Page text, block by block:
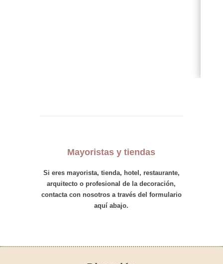
Mayoristas y tiendas
Si eres mayorista, tienda, hotel , restaurante,
arquitecto o profesional de la decoración,
contacta con nosotrosa través del formulario
aquí abajo.